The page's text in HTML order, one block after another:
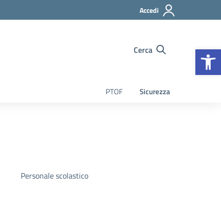
Accedi
Cerca
PTOF Sicurezza
Personale scolastico